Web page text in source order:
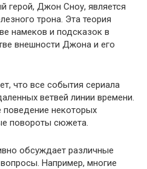
герой, Джон Сноу, является
трона. Эта теория
намеков и подсказок в
внешности Джона и его
что все события сериала
ветвей линии времени.
некоторых
повороты сюжета.
обсуждает различные
Например, многие